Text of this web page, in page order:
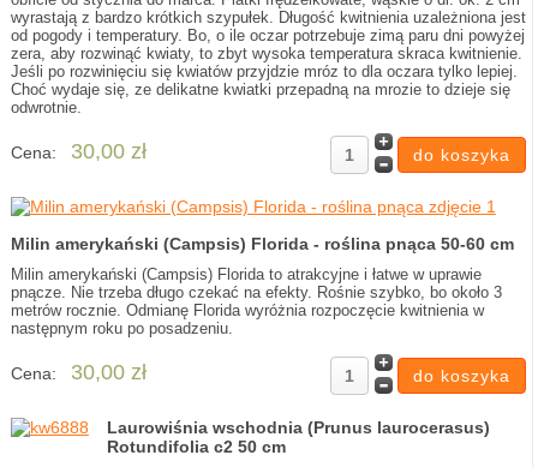
wyrastają z bardzo krótkich szypułek. Długość kwitnienia uzależniona jest
od pogody i temperatury. Bo, o ile oczar potrzebuje zimą paru dni powyżej
zera, aby rozwinąć kwiaty, to zbyt wysoka temperatura skraca kwitnienie.
Jeśli po rozwinięciu się kwiatów przyjdzie mróz to dla oczara tylko lepiej.
Choć wydaje się, ze delikatne kwiatki przepadną na mrozie to dzieje się
odwrotnie.
Cena: 30,00 zł
Milin amerykański (Campsis) Florida - roślina pnąca 50-60 cm
Milin amerykański (Campsis) Florida to atrakcyjne i łatwe w uprawie
pnącze. Nie trzeba długo czekać na efekty. Rośnie szybko, bo około 3
metrów rocznie. Odmianę Florida wyróżnia rozpoczęcie kwitnienia w
następnym roku po posadzeniu.
Cena: 30,00 zł
Laurowiśnia wschodnia (Prunus laurocerasus)
Rotundifolia c2 50 cm